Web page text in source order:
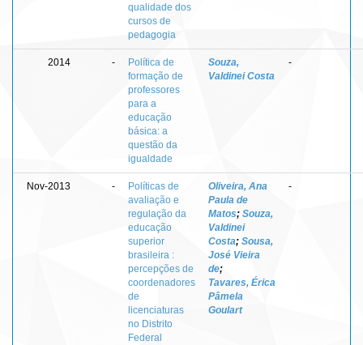
qualidade dos
cursos de
pedagogia
2014 -
Política de
formação de
professores
para a
educação
básica: a
questão da
igualdade
Souza,
Valdinei Costa
-
Nov-2013 -
Políticas de
avaliação e
regulação da
educação
superior
brasileira :
percepções de
coordenadores
de
licenciaturas
no Distrito
Federal
Oliveira, Ana
Paula de
Matos; Souza,
Valdinei
Costa; Sousa,
José Vieira
de;
Tavares, Érica
Pâmela
Goulart
-